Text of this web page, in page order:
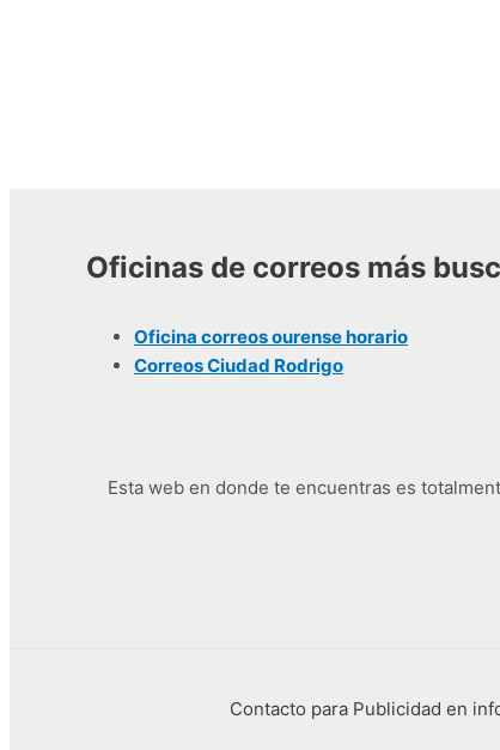
Oficinas de correos más
Oficina correos ourense horario
Correos Ciudad Rodrigo
Esta web en donde te encuentras es
Contacto para Publicidad en